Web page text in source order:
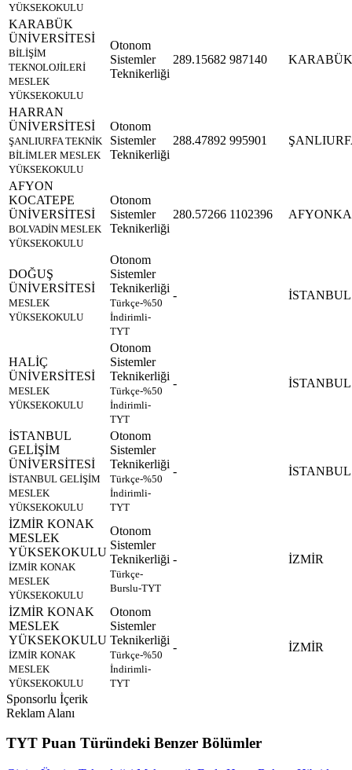
YÜKSEKOKULU
KARABÜK
ÜNİVERSİTESİ
BİLİŞİM
TEKNOLOJİLERİ
MESLEK
YÜKSEKOKULU
Otonom
Sistemler
Teknikerliği
289.15682 987140 KARABÜK
HARRAN
ÜNİVERSİTESİ
ŞANLIURFA TEKNİK
BİLİMLER MESLEK
YÜKSEKOKULU
Otonom
Sistemler
Teknikerliği
288.47892 995901
AFYON
KOCATEPE
ÜNİVERSİTESİ
BOLVADİN MESLEK
YÜKSEKOKULU
Otonom
Sistemler
Teknikerliği
280.57266 1102396
DOĞUŞ
ÜNİVERSİTESİ
MESLEK
YÜKSEKOKULU
Otonom
Sistemler
Teknikerliği
Türkçe-%50
İndirimli-
TYT
- İSTANBUL
HALİÇ
ÜNİVERSİTESİ
MESLEK
YÜKSEKOKULU
Otonom
Sistemler
Teknikerliği
Türkçe-%50
İndirimli-
TYT
- İSTANBUL
İSTANBUL
GELİŞİM
ÜNİVERSİTESİ
İSTANBUL GELİŞİM
MESLEK
YÜKSEKOKULU
Otonom
Sistemler
Teknikerliği
Türkçe-%50
İndirimli-
TYT
- İSTANBUL
İZMİR KONAK
MESLEK
YÜKSEKOKULU
İZMİR KONAK
MESLEK
YÜKSEKOKULU
Otonom
Sistemler
Teknikerliği
Türkçe-
Burslu-TYT
- İZMİR
İZMİR KONAK
MESLEK
YÜKSEKOKULU
İZMİR KONAK
MESLEK
YÜKSEKOKULU
Otonom
Sistemler
Teknikerliği
Türkçe-%50
İndirimli-
TYT
- İZMİR
Sponsorlu İçerik
Reklam Alanı
TYT Puan Türündeki Benzer Bölümler